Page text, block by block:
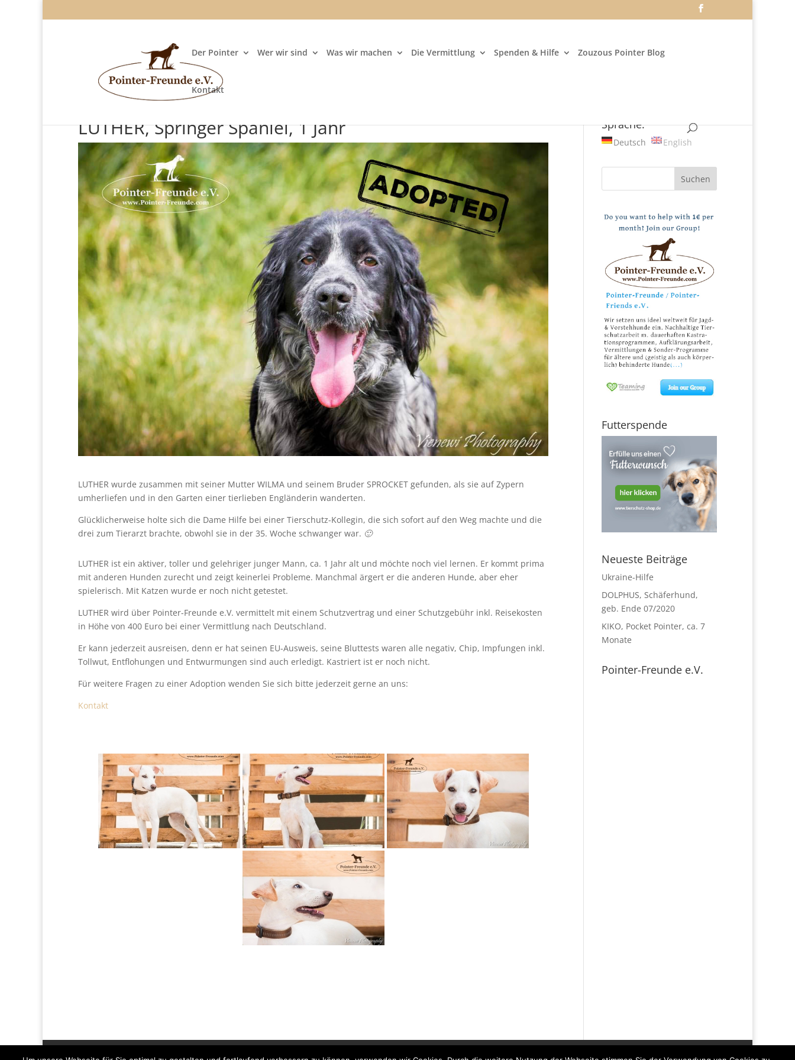
Der Pointer Wer wir sind Was wir machen Die Vermittlung Spenden & Hilfe Zouzous Pointer Blog
Kontakt
LUTHER, Springer Spaniel, 1 Jahr
LUTHER wurde zusammen mit seiner Mutter WILMA und seinem Bruder SPROCKET gefunden, als sie auf Zypern
umherliefen und in den Garten einer tierlieben Engländerin wanderten.
Glücklicherweise holte sich die Dame Hilfe bei einer Tierschutz-Kollegin, die sich sofort auf den Weg machte und die
drei zum Tierarzt brachte, obwohl sie in der 35. Woche schwanger war. 🙂
LUTHER ist ein aktiver, toller und gelehriger junger Mann, ca. 1 Jahr alt und möchte noch viel lernen. Er kommt prima
mit anderen Hunden zurecht und zeigt keinerlei Probleme. Manchmal ärgert er die anderen Hunde, aber eher
spielerisch. Mit Katzen wurde er noch nicht getestet.
LUTHER wird über Pointer-Freunde e.V. vermittelt mit einem Schutzvertrag und einer Schutzgebühr inkl. Reisekosten
in Höhe von 400 Euro bei einer Vermittlung nach Deutschland.
Er kann jederzeit ausreisen, denn er hat seinen EU-Ausweis, seine Bluttests waren alle negativ, Chip, Impfungen inkl.
Tollwut, Entflohungen und Entwurmungen sind auch erledigt. Kastriert ist er noch nicht.
Für weitere Fragen zu einer Adoption wenden Sie sich bitte jederzeit gerne an uns:
Kontakt
Sprache:
Deutsch English
Futterspende
Neueste Beiträge
Ukraine-Hilfe
DOLPHUS, Schäferhund,
geb. Ende 07/2020
KIKO, Pocket Pointer, ca. 7
Monate
Pointer-Freunde e.V.
Impressum Datenschutzerklärung Disclaimer Spenden und Hilfe Kontakt Newsletter